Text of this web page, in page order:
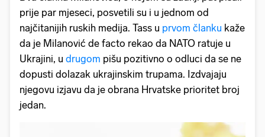
prije par mjeseci, posvetili su i u jednom od
najčitanijih ruskih medija. Tass u prvom članku kaže
da je Milanović de facto rekao da NATO ratuje u
Ukrajini, u drugom pišu pozitivno o odluci da se ne
dopusti dolazak ukrajinskim trupama. Izdvajaju
njegovu izjavu da je obrana Hrvatske prioritet broj
jedan.